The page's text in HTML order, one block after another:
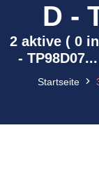
D -
2 aktive ( 0
-
Startseite